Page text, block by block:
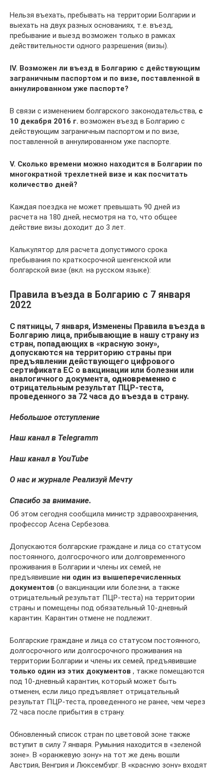
Нельзя въехать, пребывать на территории Болгарии и
выехать на двух разных основаниях, т.е. въезд,
пребывание и выезд возможен только в рамках
действительности одного разрешения (визы).
IV. Возможен ли въезд в Болгарию с действующим
заграничным паспортом и по визе, поставленной в
аннулированном уже паспорте?
В связи с изменением болгарского законодательства, с
10 декабря 2016 г. возможен въезд в Болгарию с
действующим заграничным паспортом и по визе,
поставленной в аннулированном уже паспорте.
V. Сколько времени можно находится в Болгарии по
многократной трехлетней визе и как посчитать
количество дней?
Каждая поездка не может превышать 90 дней из
расчета на 180 дней, несмотря на то, что общее
действие визы доходит до 3 лет.
Калькулятор для расчета допустимого срока
пребывания по краткосрочной шенгенской или
болгарской визе (вкл. на русском языке):
Правила въезда в Болгарию с 7 января
2022
С пятницы, 7 января, Изменены Правила въезда в
Болгарию лица, прибывающие в нашу страну из
стран, попадающих в «красную зону»,
допускаются на территорию страны при
предъявлении действующего цифрового
сертификата ЕС о вакцинации или болезни или
аналогичного документа, одновременно с
отрицательным результат ПЦР-теста,
проведенного за 72 часа до въезда в страну.
Небольшое отступление
Наш канал в Telegramm
Наш канал в YouTube
О нас и журнале Реализуй Мечту
Спасибо за внимание.
Об этом сегодня сообщила министр здравоохранения,
профессор Асена Сербезова.
Допускаются болгарские граждане и лица со статусом
постоянного, долгосрочного или долговременного
проживания в Болгарии и члены их семей, не
предъявившие ни один из вышеперечисленных
документов (о вакцинации или болезни, а также
отрицательный результат ПЦР-теста) на территории
страны и помещены под обязательный 10-дневный
карантин. Карантин отмене не подлежит.
Болгарские граждане и лица со статусом постоянного,
долгосрочного или долгосрочного проживания на
территории Болгарии и члены их семей, предъявившие
только один из этих документов , также помещаются
под 10-дневный карантин, который может быть
отменен, если лицо предъявляет отрицательный
результат ПЦР-теста, проведенного не ранее, чем через
72 часа после прибытия в страну.
Обновленный список стран по цветовой зоне также
вступит в силу 7 января. Румыния находится в «зеленой
зоне». В «оранжевую зону» на тот же день вошли
Австрия, Венгрия и Люксембург. В «красную зону» входят